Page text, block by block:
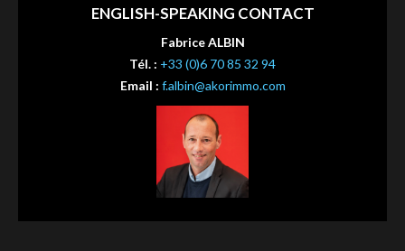
ENGLISH-SPEAKING CONTACT
Fabrice ALBIN
Tél. : +33 (0)6 70 85 32 94
Email : f.albin@akorimmo.com